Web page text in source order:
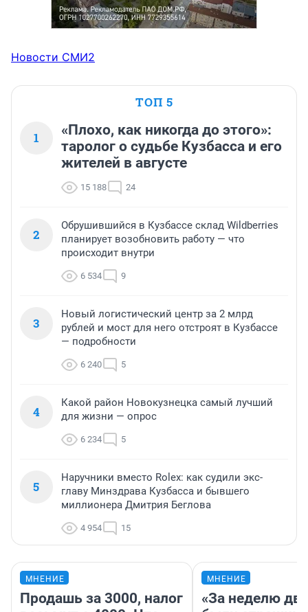
Новости СМИ2
ТОП 5
1
«Плохо, как никогда до этого»:
таролог о судьбе Кузбасса и его
жителей в августе
15 188 24
2
Обрушившийся в Кузбассе склад Wildberries
планирует возобновить работу — что
происходит внутри
6 534 9
3
Новый логистический центр за 2 млрд
рублей и мост для него отстроят в Кузбассе
— подробности
6 240 5
4
Какой район Новокузнецка самый лучший
для жизни — опрос
6 234 5
5
Наручники вместо Rolex: как судили экс-
главу Минздрава Кузбасса и бывшего
миллионера Дмитрия Беглова
4 954 15
МНЕНИЕ
Продашь за 3000, налог
МНЕНИЕ
«За неделю